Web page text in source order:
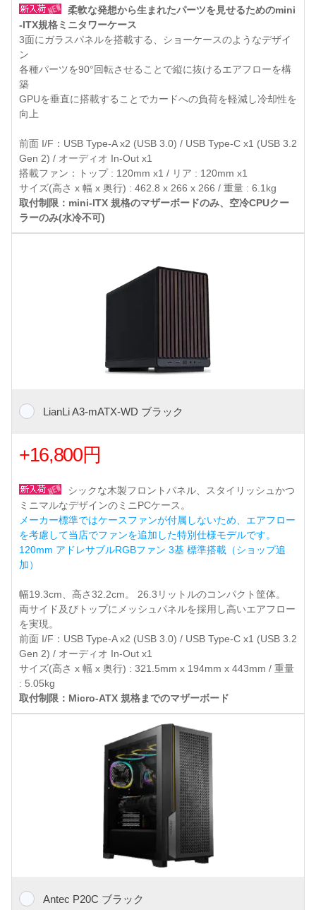
柔軟な発想から生まれたパーツを見せるためのmini
-ITX規格ミニタワーケース
3面にガラスパネルを搭載する、ショーケースのようなデザイ
ン
各種パーツを90°回転させることで縦に抜けるエアフローを構
築
GPUを垂直に搭載することでカードへの負荷を軽減し冷却性を
向上
前面 I/F：USB Type-A x2 (USB 3.0) / USB Type-C x1 (USB 3.2
Gen 2) / オーディオ In-Out x1
搭載ファン：トップ : 120mm x1 / リア : 120mm x1
サイズ(高さ x 幅 x 奥行) : 462.8 x 266 x 266 / 重量 : 6.1kg
取付制限：mini-ITX 規格のマザーボードのみ、空冷CPUクー
ラーのみ(水冷不可)
LianLi A3-mATX-WD ブラック
+16,800円
シックな木製フロントパネル、スタイリッシュかつ
ミニマルなデザインのミニPCケース。
メーカー標準ではケースファンが付属しないため、エアフロー
を考慮して当店でファンを追加した特別仕様モデルです。
120mm アドレサブルRGBファン 3基 標準搭載（ショップ追
加）
幅19.3cm、高さ32.2cm。 26.3リットルのコンパクト筐体。
両サイド及びトップにメッシュパネルを採用し高いエアフロー
を実現。
前面 I/F：USB Type-A x2 (USB 3.0) / USB Type-C x1 (USB 3.2
Gen 2) / オーディオ In-Out x1
サイズ(高さ x 幅 x 奥行) : 321.5mm x 194mm x 443mm / 重量
: 5.05kg
取付制限：Micro-ATX 規格までのマザーボード
Antec P20C ブラック